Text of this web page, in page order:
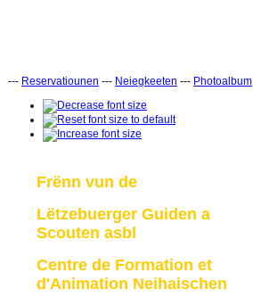
--- Reservatiounen --- Neiegkeeten --- Photoalbum
Frënn vun de
Lëtzebuerger Guiden a
Scouten asbl
Centre de Formation et
d'Animation Neihaischen